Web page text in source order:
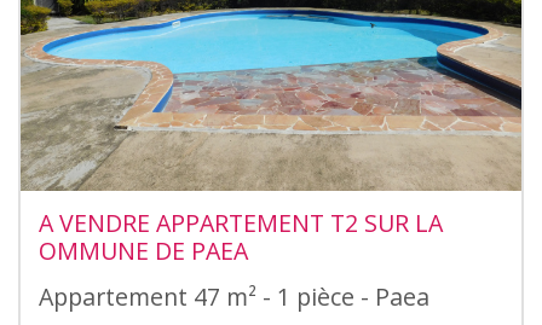
A VENDRE APPARTEMENT T2 SUR LA
OMMUNE DE PAEA
Appartement 47 m² - 1 pièce - Paea